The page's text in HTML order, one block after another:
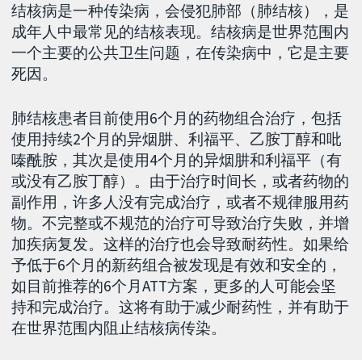
结核病是一种传染病，会侵犯肺部（肺结核），是
成年人中最常见的结核表现。结核病是世界范围内
一个主要的公共卫生问题，在传染病中，它是主要
死因。
肺结核患者目前使用6个月的药物组合治疗，包括
使用持续2个月的异烟肼、利福平、乙胺丁醇和吡
嗪酰胺，其次是使用4个月的异烟肼和利福平（有
或没有乙胺丁醇）。由于治疗时间长，或者药物的
副作用，许多人没有完成治疗，或者不规律服用药
物。不完整或不规范的治疗可导致治疗失败，并增
加疾病复发。这样的治疗也会导致耐药性。如果给
予低于6个月的新药组合被发现是有效和安全的，
如目前推荐的6个月ATT方案，更多的人可能会坚
持和完成治疗。这将有助于减少耐药性，并有助于
在世界范围内阻止结核病传染。